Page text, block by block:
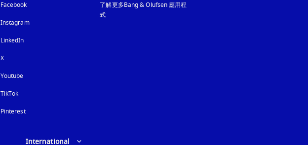
Facebook
Instagram以新標籤頁開啟
LinkedIn
X
Youtube
TikTok
Pinterest
了解更多Bang & Olufsen 應用程
式
Select country and language
International